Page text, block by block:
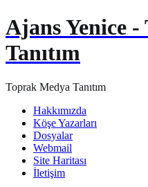
Ajans Yenice
Tanıtım
Toprak Medya Tanıtım
Hakkımızda
Köşe Yazarları
Dosyalar
Webmail
Site Haritası
İletişim